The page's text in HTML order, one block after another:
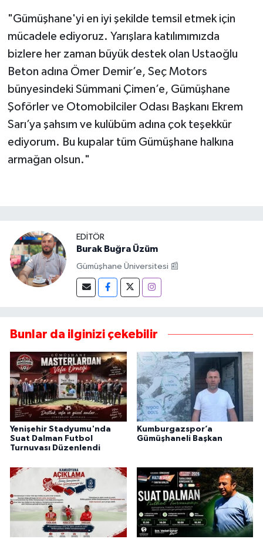
"Gümüşhane'yi en iyi şekilde temsil etmek için
mücadele ediyoruz. Yarışlara katılımımızda
bizlere her zaman büyük destek olan Ustaoğlu
Beton adına Ömer Demir’e, Seç Motors
bünyesindeki Sümmani Çimen’e, Gümüşhane
Şoförler ve Otomobilciler Odası Başkanı Ekrem
Sarı’ya şahsım ve kulübüm adına çok teşekkür
ediyorum. Bu kupalar tüm Gümüşhane halkına
armağan olsun."
EDITÖR
Burak Buğra Üzüm
Gümüşhane Üniversitesi 📰
Bunlar da ilginizi çekebilir
Yenişehir Stadyumu'nda
Suat Dalman Futbol
Turnuvası Düzenlendi
Kumburgazspor’a
Gümüşhaneli Başkan